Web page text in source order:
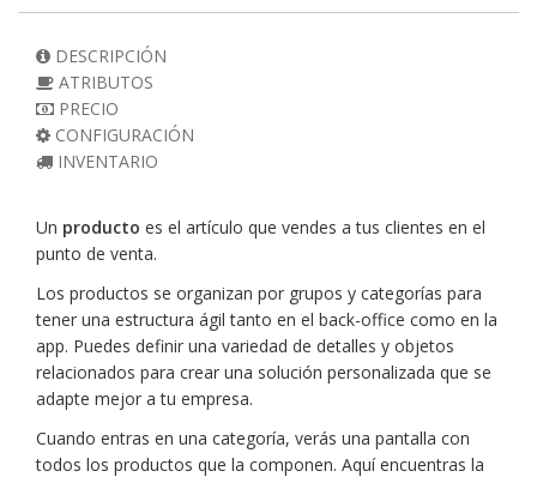
DESCRIPCIÓN
ATRIBUTOS
PRECIO
CONFIGURACIÓN
INVENTARIO
Un producto es el artículo que vendes a tus clientes en el
punto de venta.
Los productos se organizan por grupos y categorías para
tener una estructura ágil tanto en el back-office como en la
app. Puedes definir una variedad de detalles y objetos
relacionados para crear una solución personalizada que se
adapte mejor a tu empresa.
Cuando entras en una categoría, verás una pantalla con
todos los productos que la componen. Aquí encuentras la